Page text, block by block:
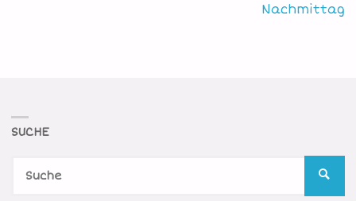
Nachmittag
SUCHE
SUCHE